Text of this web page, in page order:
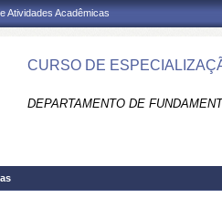
Atividades Acadêmicas
CURSO DE
DEPARTAMENTO DE